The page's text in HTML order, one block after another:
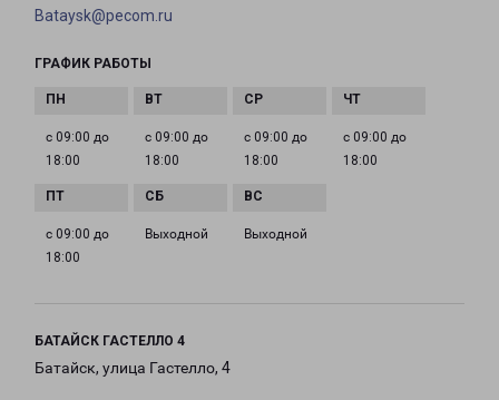
Bataysk@pecom.ru
ГРАФИК РАБОТЫ
с 09:00 до
18:00
с 09:00 до
18:00
с 09:00 до
18:00
с 09:00 до
18:00
с 09:00 до
18:00
Выходной Выходной
БАТАЙСК ГАСТЕЛЛО 4
Батайск, улица Гастелло, 4